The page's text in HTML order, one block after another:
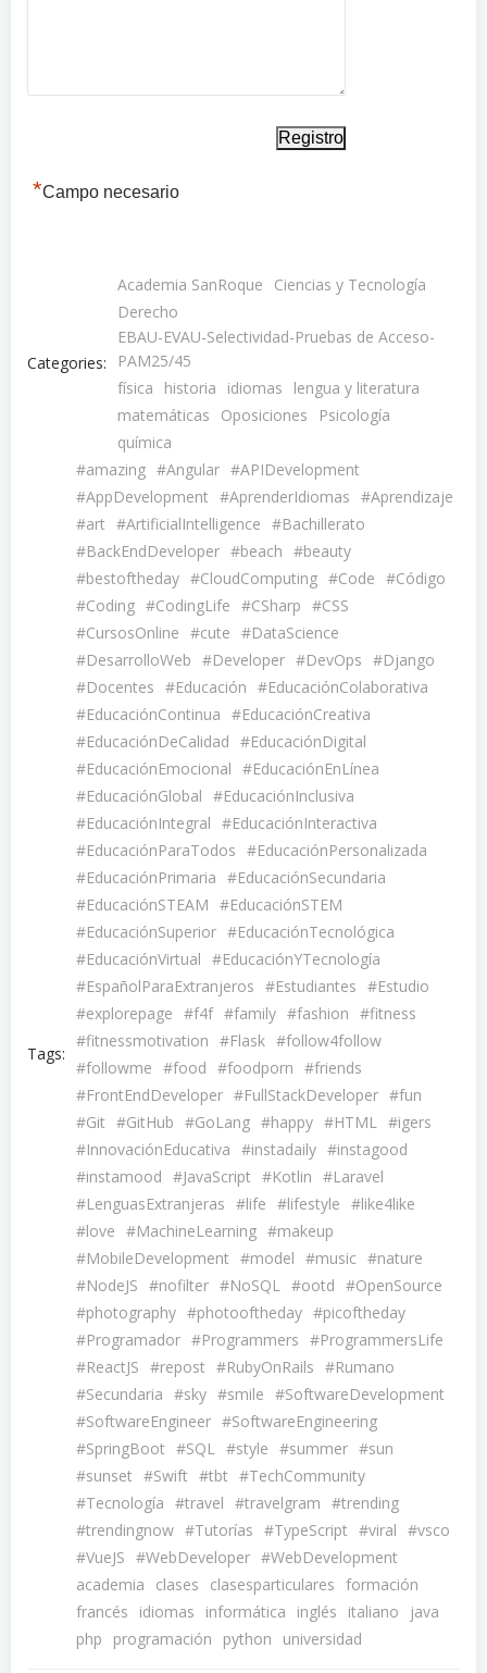
*Campo necesario
Categories:
Academia SanRoque
Ciencias y Tecnología
Derecho
EBAU-EVAU-Selectividad-Pruebas de Acceso-
PAM25/45
física
historia idiomas
lengua y literatura
matemáticas
Oposiciones
Psicología
química
Tags:
#amazing #Angular #APIDevelopment
#AppDevelopment #AprenderIdiomas #Aprendizaje
#art #ArtificialIntelligence #Bachillerato
#BackEndDeveloper #beach #beauty
#bestoftheday #CloudComputing #Code #Código
#Coding #CodingLife #CSharp #CSS
#CursosOnline #cute #DataScience
#DesarrolloWeb #Developer #DevOps #Django
#Docentes #Educación #EducaciónColaborativa
#EducaciónContinua #EducaciónCreativa
#EducaciónDeCalidad #EducaciónDigital
#EducaciónEmocional #EducaciónEnLínea
#EducaciónGlobal #EducaciónInclusiva
#EducaciónIntegral #EducaciónInteractiva
#EducaciónParaTodos #EducaciónPersonalizada
#EducaciónPrimaria #EducaciónSecundaria
#EducaciónSTEAM #EducaciónSTEM
#EducaciónSuperior #EducaciónTecnológica
#EducaciónVirtual #EducaciónYTecnología
#EspañolParaExtranjeros #Estudiantes #Estudio
#explorepage #f4f #family #fashion #fitness
#fitnessmotivation #Flask #follow4follow
#followme #food #foodporn #friends
#FrontEndDeveloper #FullStackDeveloper #fun
#Git #GitHub #GoLang #happy #HTML #igers
#InnovaciónEducativa #instadaily #instagood
#instamood #JavaScript #Kotlin #Laravel
#LenguasExtranjeras #life #lifestyle #like4like
#love #MachineLearning #makeup
#MobileDevelopment #model #music #nature
#NodeJS #nofilter #NoSQL #ootd #OpenSource
#photography #photooftheday #picoftheday
#Programador #Programmers #ProgrammersLife
#ReactJS #repost #RubyOnRails #Rumano
#Secundaria #sky #smile #SoftwareDevelopment
#SoftwareEngineer #SoftwareEngineering
#SpringBoot #SQL #style #summer #sun
#sunset #Swift #tbt #TechCommunity
#Tecnología #travel #travelgram #trending
#trendingnow #Tutorías #TypeScript #viral #vsco
#VueJS #WebDeveloper #WebDevelopment
academia
clases clasesparticulares formación
francés
idiomas informática inglés italiano
java
php
programación python universidad